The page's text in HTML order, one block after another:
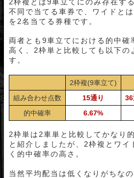
不同で当てる車券で、ワイドと
を2名当てる券種です。
両者とも9車立てにおける的中確
高く、2枠単と比較しても以下の
す。
2枠複(9車立て)
組み合わせ点数
15通り
的中確率
6.67%
2枠単は2車単と比較してかなり
と紹介しましたが、2枠複とワイ
く的中確率の高さ。
当然平均配当は低くなりがちなの